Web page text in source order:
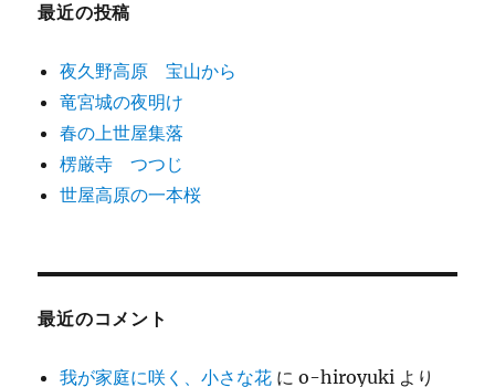
ン
最近の投稿
夜久野高原 宝山から
竜宮城の夜明け
春の上世屋集落
楞厳寺 つつじ
世屋高原の一本桜
最近のコメント
我が家庭に咲く、小さな花 にo-hiroyuki より